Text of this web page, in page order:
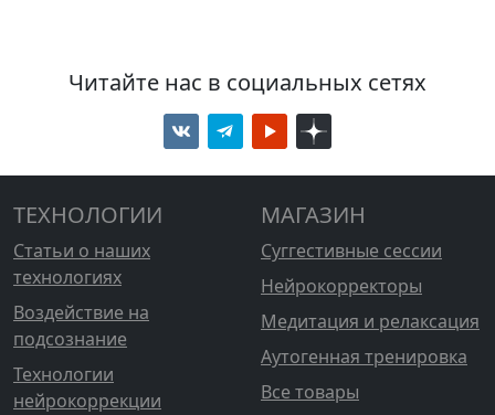
Читайте нас в социальных сетях
ТЕХНОЛОГИИ
Статьи о наших
технологиях
Воздействие на
подсознание
Технологии
нейрокоррекции
МАГАЗИН
Суггестивные сессии
Нейрокорректоры
Медитация и релаксация
Аутогенная тренировка
Все товары